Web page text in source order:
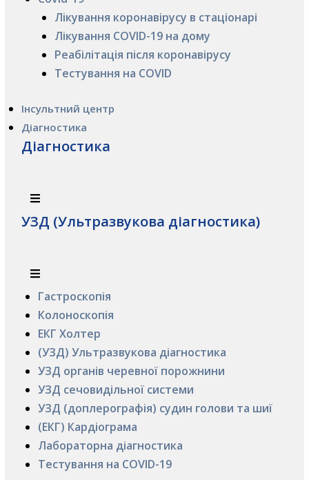
Лікування коронавірусу в стаціонарі
Лікування COVID-19 на дому
Реабілітація після коронавірусу
Тестування на COVID
Інсультний центр
Діагностика
Діагностика
УЗД (Ультразвукова діагностика)
Гастроскопія
Колоноскопія
ЕКГ Холтер
(УЗД) Ультразвукова діагностика
УЗД органів черевної порожнини
УЗД сечовидільної системи
УЗД (доплерографія) судин голови та шиї
(ЕКГ) Кардіограма
Лабораторна діагностика
Тестування на COVID-19